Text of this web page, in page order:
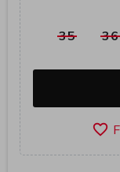
35 36
favorite_border